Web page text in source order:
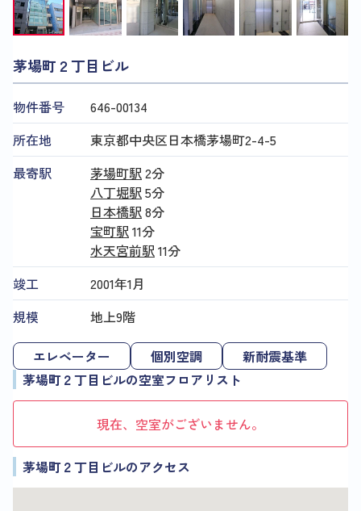
茅場町２丁目ビル
物件番号
646​-​00134
所在地
東京都中央区日本橋茅場町2-4-5
最寄駅
茅場町駅2分
八丁堀駅5分
日本橋駅8分
宝町駅11分
水天宮前駅11分
竣工
2001年1月
規模
地上9階
エレベーター 個別空調
新耐震基準
茅場町２丁目ビルの空室フロアリスト
現在、空室がございません。
茅場町２丁目ビルのアクセス